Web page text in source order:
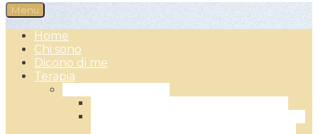
Psicologa a Pescara – dr.ssa Sabrina Camplone
Menu
Home
Chi sono
Dicono di me
Terapia